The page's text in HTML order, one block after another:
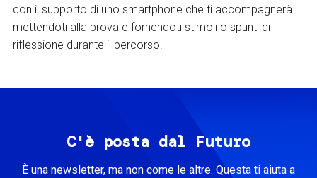
con il supporto di uno smartphone che ti accompagnerà
mettendoti alla prova e fornendoti stimoli o spunti di
riflessione durante il percorso.
C'è posta dal Futuro
È una newsletter, ma non come le altre. Questa ti aiuta a